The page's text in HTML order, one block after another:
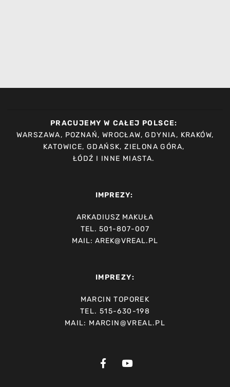
PRACUJEMY W CAŁEJ POLSCE:
WARSZAWA, POZNAŃ, WROCŁAW, GDYNIA, KRAKÓW,
KATOWICE, GDAŃSK, ZIELONA GÓRA,
ŁÓDŹ I INNE MIASTA.
IMPREZY:
ARKADIUSZ MAKUŁA
TEL. 501-807-007
MAIL: AREK@VREAL.PL
IMPREZY:
MARCIN TOPOREK
TEL. 515-630-198
MAIL: MARCIN@VREAL.PL